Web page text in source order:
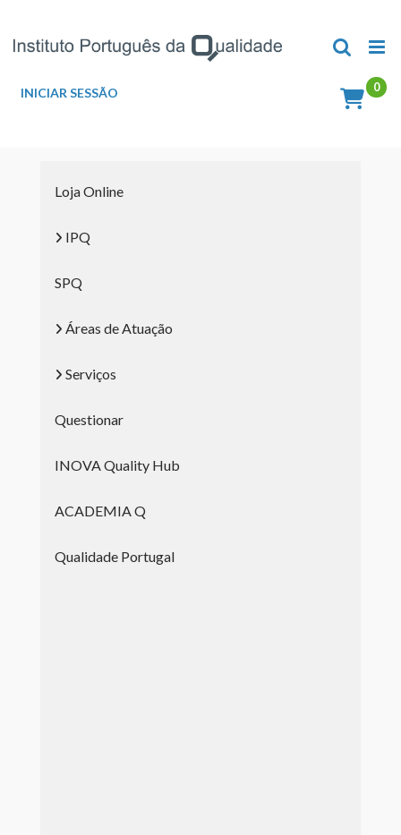
content
INICIAR SESSÃO
Loja Online
IPQ
SPQ
Áreas de Atuação
Serviços
Questionar
INOVA Quality Hub
ACADEMIA Q
Qualidade Portugal